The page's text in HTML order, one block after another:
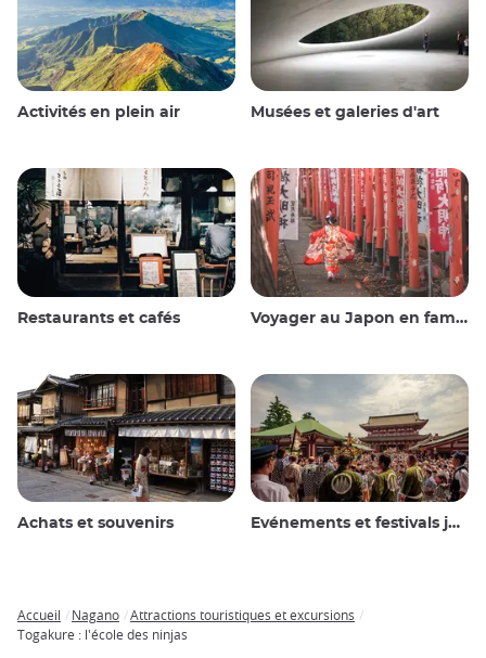
Activités en plein air Musées et galeries d'art
Restaurants et cafés Voyager au Japon en famille
Achats et souvenirs Evénements et festivals japonais
Breadcrumb
Accueil Nagano
Attractions touristiques et excursions
Togakure : l'école des ninjas